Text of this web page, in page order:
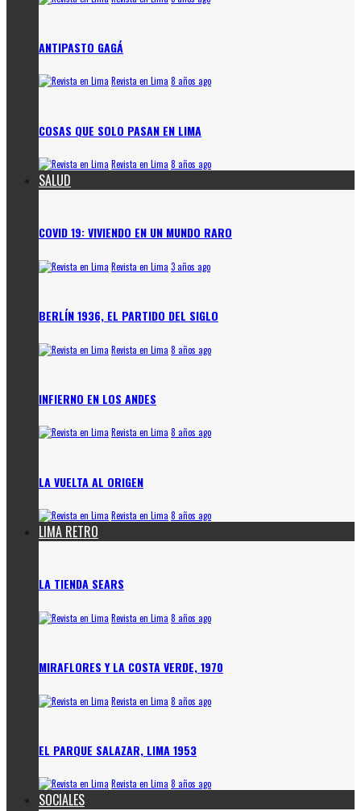
ANTIPASTO GAGÁ
Revista en Lima 8 años ago
COSAS QUE SOLO PASAN EN LIMA
Revista en Lima 8 años ago
SALUD
COVID 19: VIVIENDO EN UN MUNDO RARO
Revista en Lima 3 años ago
BERLÍN 1936, EL PARTIDO DEL SIGLO
Revista en Lima 8 años ago
INFIERNO EN LOS ANDES
Revista en Lima 8 años ago
LA VUELTA AL ORIGEN
Revista en Lima 8 años ago
LIMA RETRO
LA TIENDA SEARS
Revista en Lima 8 años ago
MIRAFLORES Y LA COSTA VERDE, 1970
Revista en Lima 8 años ago
EL PARQUE SALAZAR, LIMA 1953
Revista en Lima 8 años ago
SOCIALES